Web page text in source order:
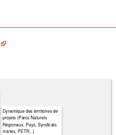
Dynamique des territoires de
projets (Parcs Naturels
Régionaux, Pays, Syndicats
mixtes, PETR...)